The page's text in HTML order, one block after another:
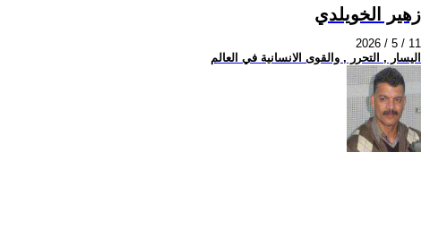
زهير الخويلدي
2026 / 5 / 11
اليسار , التحرر , والقوى الانسانية في العالم